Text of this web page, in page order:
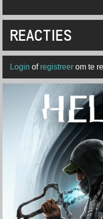
REACTIES
Login of registreer om te